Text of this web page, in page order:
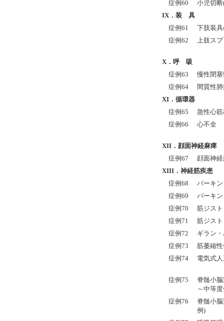
症例60
小児切
IX．装 具
症例61
下肢装
症例62
上肢ス
X．呼 吸
症例63
慢性閉
症例64
間質性
XI．循環器
症例65
急性心
症例66
心不全
XII ．顔面神経麻痺
症例67
顔面神
XIII ．神経筋疾患
症例68
パーキン
症例69
パーキン
症例70
筋ジス
症例71
筋ジス
症例72
ギラン
症例73
筋萎縮
症例74
電気式
症例75
脊髄小
～中等
症例76
脊髄小
例)